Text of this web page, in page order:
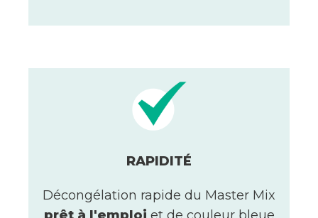
RAPIDITÉ
Décongélation rapide du Master Mix
prêt à l'emploi et de couleur bleue